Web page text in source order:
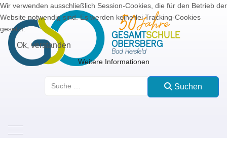
Suchen
Mobile Menu Toggle
Wir verwenden ausschließlich Session-Cookies, die für den Betrieb der
Website notwendig sind. Es werden keinerlei Tracking-Cookies
gesetzt.
Ok, verstanden
Weitere Informationen